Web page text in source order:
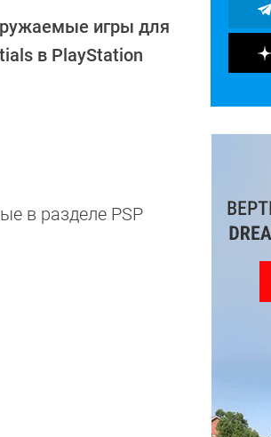
игры для
в PlayStation
в разделе PSP